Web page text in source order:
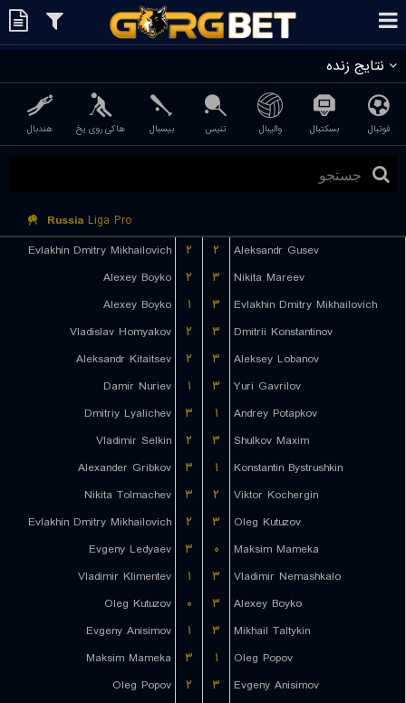
نتایج زنده
فوتبال بسکتبال والیبال تنیس بیسبال هاکی روی یخ هندبال
Russia Liga Pro
Evlakhin Dmitry Mikhailovich
۲ ۲
Aleksandr Gusev
Alexey Boyko
۲ ۳
Nikita Mareev
Alexey Boyko
۱ ۳
Evlakhin Dmitry Mikhailovich
Vladislav Homyakov
۲ ۳
Dmitrii Konstantinov
Aleksandr Kitaitsev
۲ ۳
Aleksey Lobanov
Damir Nuriev
۱ ۳
Yuri Gavrilov
Dmitriy Lyalichev
۳ ۱
Andrey Potapkov
Vladimir Selkin
۲ ۳
Shulkov Maxim
Alexander Gribkov
۳ ۱
Konstantin Bystrushkin
Nikita Tolmachev
۳ ۲
Viktor Kochergin
Evlakhin Dmitry Mikhailovich
۲ ۳
Oleg Kutuzov
Evgeny Ledyaev
۳ ۰
Maksim Mameka
Vladimir Klimentev
۱ ۳
Vladimir Nemashkalo
Oleg Kutuzov
۰ ۳
Alexey Boyko
Evgeny Anisimov
۱ ۳
Mikhail Taltykin
Maksim Mameka
۳ ۱
Oleg Popov
Oleg Popov
۲ ۳
Evgeny Anisimov